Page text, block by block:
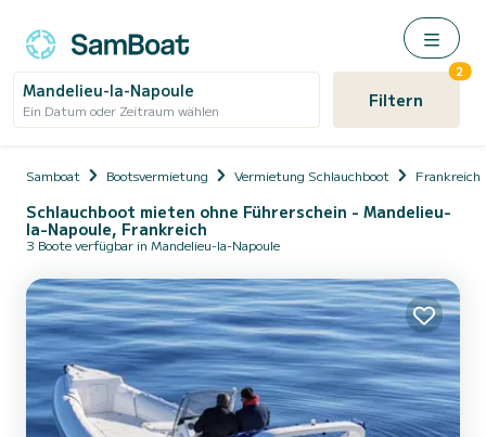
Mandelieu-la-Napoule
Ein Datum oder Zeitraum wählen Filtern
2
Samboat Bootsvermietung Vermietung Schlauchboot Frankreich
Schlauchboot mieten ohne Führerschein - Mandelieu-
la-Napoule, Frankreich
3 Boote verfügbar in Mandelieu-la-Napoule